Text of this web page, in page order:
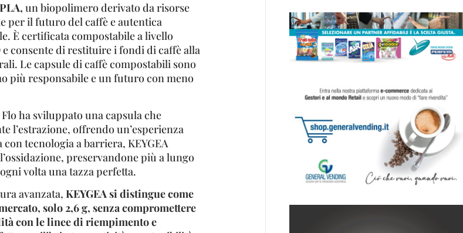
un biopolimero derivato da risorse
per il futuro del caffè e autentica
È certificata compostabile a livello
e consente di restituire i fondi di caffè alla
Le capsule di caffè compostabili sono
più responsabile e un futuro con meno
ha sviluppato una capsula che
l’estrazione, offrendo un’esperienza
tecnologia a barriera, KEYGEA
preservandone più a lungo
volta una tazza perfetta.
avanzata, KEYGEA si distingue come
solo 2,6 g, senza compromettere
con le linee di riempimento e